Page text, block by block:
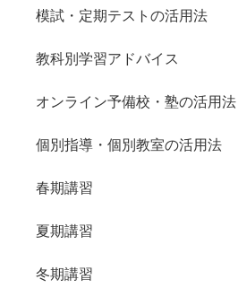
模試・定期テストの活用法
教科別学習アドバイス
オンライン予備校・塾の活用法
個別指導・個別教室の活用法
春期講習
夏期講習
冬期講習